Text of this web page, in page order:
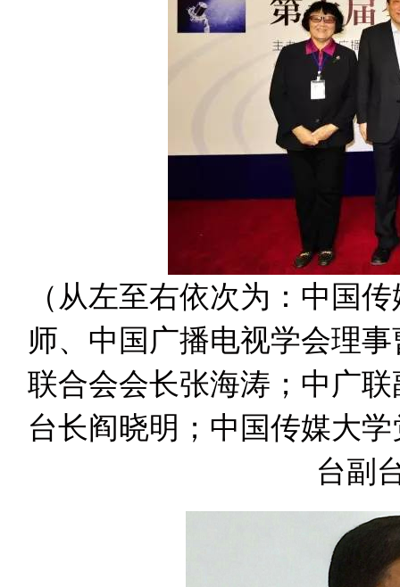
（从左至右依次为：中国
师、中国广播电视学会理
联合会会长张海涛；中广
台长阎晓明；中国传媒大
台副